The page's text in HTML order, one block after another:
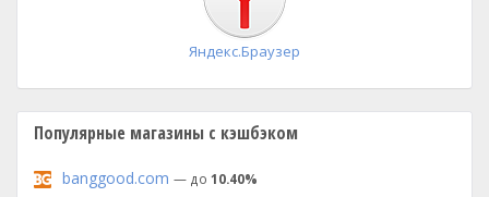
Яндекс.Браузер
Популярные магазины с кэшбэком
banggood.com — до 10.40%